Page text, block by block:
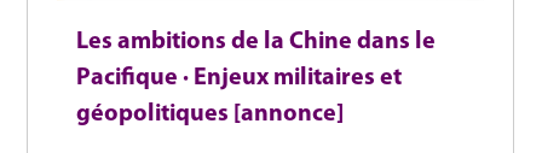
Les ambitions de la Chine dans le
Pacifique · Enjeux militaires et
géopolitiques [annonce]